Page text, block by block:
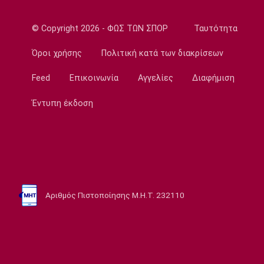
Παναθηναϊκός - ΤΣΣΚΑ 1948: Συλλήψεις 12
15:45
Στοίχημα
15:30
Μπάσκετ Ελλάδα
Γιατί ο Ολυμπιακός δεν ανησυχεί από την
© Copyright 2026 - ΦΩΣ ΤΩΝ ΣΠΟΡ Ταυτότητα
Όροι χρήσης Πολιτική κατά των διακρίσεων
Feed Επικοινωνία Αγγελίες Διαφήμιση
Έντυπη έκδοση
Αριθμός Πιστοποίησης Μ.Η.Τ. 232110